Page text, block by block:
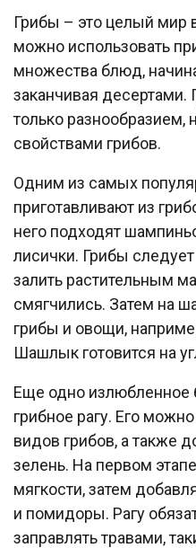
Грибы – это целый мир
можно использовать
множества блюд,
заканчивая десертами.
только разнообразием,
свойствами грибов.
Одним из самых
приготавливают из
него подходят
лисички. Грибы
залить растительным
смягчились. Затем на
грибы и овощи,
Шашлык готовится на
Еще одно излюбленное
грибное рагу. Его
видов грибов, а также
зелень. На первом
мягкости, затем
и помидоры. Рагу
заправлять травами,